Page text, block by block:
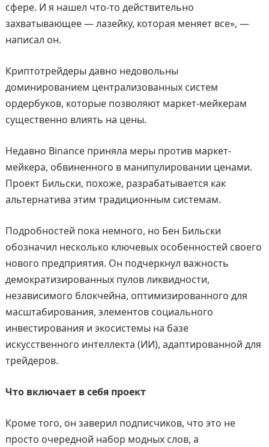
сфере. И я нашел что-то действительно
захватывающее — лазейку, которая меняет все», —
написал он.
Криптотрейдеры давно недовольны
доминированием централизованных систем
ордербуков, которые позволяют маркет-мейкерам
существенно влиять на цены.
Недавно Binance приняла меры против маркет-
мейкера, обвиненного в манипулировании ценами.
Проект Бильски, похоже, разрабатывается как
альтернатива этим традиционным системам.
Подробностей пока немного, но Бен Бильски
обозначил несколько ключевых особенностей своего
нового предприятия. Он подчеркнул важность
демократизированных пулов ликвидности,
независимого блокчейна, оптимизированного для
масштабирования, элементов социального
инвестирования и экосистемы на базе
искусственного интеллекта (ИИ), адаптированной для
трейдеров.
Что включает в себя проект
Кроме того, он заверил подписчиков, что это не
просто очередной набор модных слов, а